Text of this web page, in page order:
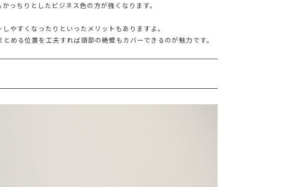
っちりとしたビジネス色の方が強くなります。
やすくなったりといったメリットもありますよ。
める位置を工夫すれば頭部の絶壁もカバーできるのが魅力です。